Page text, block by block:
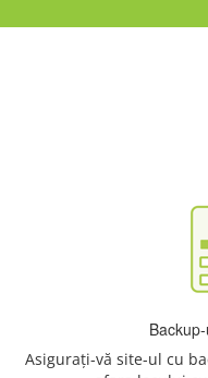
Asigurați-vă site-ul cu